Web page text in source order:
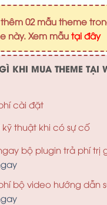
gốc
là:
02 mẫu theme
này. Xem mẫu tại đây
KHI MUA THEME TẠI
cài đặt
kỹ thuật khi có sự cố
bộ plugin trả phí trị
bộ video hướng dẫn